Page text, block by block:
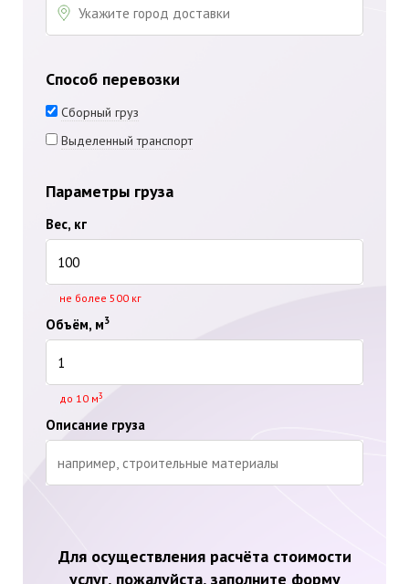
Способ перевозки
Сборный груз
Выделенный транспорт
Параметры груза
Вес, кг
не более 500 кг
Объём, м3
до 10 м3
Описание груза
Для осуществления расчёта стоимости
услуг, пожалуйста, заполните форму